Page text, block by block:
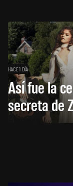
HACE 1 DÍA
Así fue la
secreta de